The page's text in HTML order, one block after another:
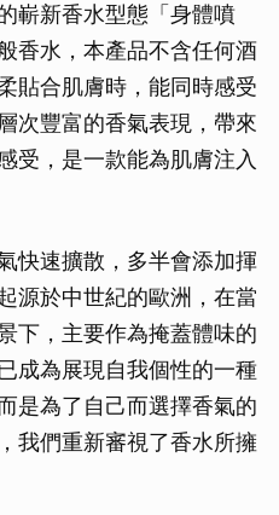
嶄新香水型態「身體噴
香水，本產品不含任何酒
貼合肌膚時，能同時感受
次豐富的香氣表現，帶來
受，是一款能為肌膚注入
快速擴散，多半會添加揮
源於中世紀的歐洲，在當
下，主要作為掩蓋體味的
成為展現自我個性的一種
是為了自己而選擇香氣的
我們重新審視了香水所擁